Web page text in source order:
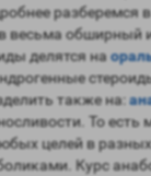
разберемся
весьма обширный
делятся на
также на:
То
целей в
Курс